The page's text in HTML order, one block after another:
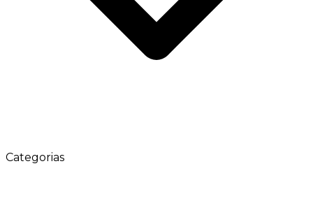
Categorias